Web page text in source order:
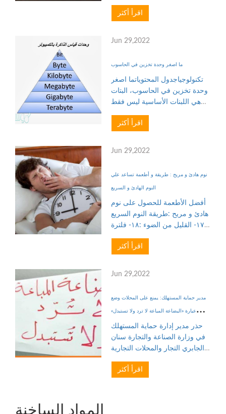
بقائمة بكل كلمات المرور، ويتيح
اقرأ أكثر
Jun 29,2022
ما اصغر وحدة تخزين في الحاسوب
تكنولوجياجدول المحتوياتما اصغر
وحدة تخزين في الحاسوب، البتات
هي اللبنات الأساسية ليس فقط
أجهزة الكمبيوتر، حيث تعمل أجهزة
اقرأ أكثر
Jun 29,2022
نوم هادئ و مريح : طريقة و أطعمة تساعد علي
النوم الهادئ و السريع
أفضل الأطعمة للحصول على نوم
هادئ و مريح :طريقة النوم السريع
:١٧- القليل من الضوء :١٨- فلترة
نباتات موصي بها لغرف النوم
اقرأ أكثر
Jun 29,2022
مدير حماية المستهلك: يمنع على المحلات وضع
عبارة «البضاعة المباعة لا ترد ولا تستبدل»
التعليقات
حذر مدير إدارة حماية المستهلك
في وزارة الصناعة والتجارة سنان
الجابري التجار والمحلات التجارية
ترد ولا تستبدل»، واعتبارها مبدأ في
اقرأ أكثر
المواد الساخنة